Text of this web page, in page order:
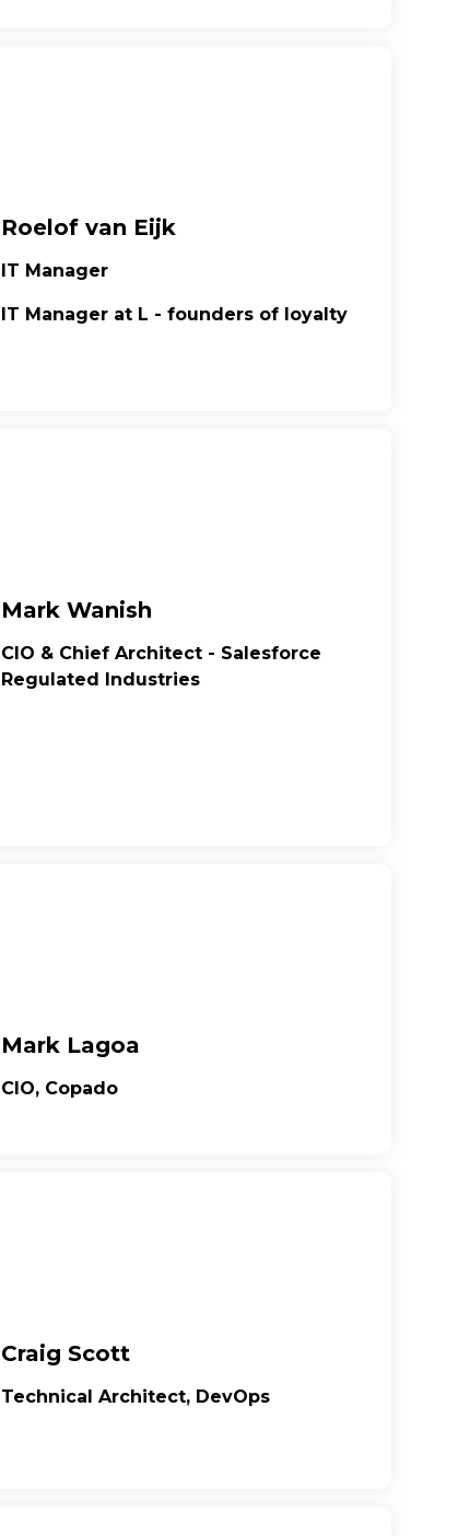
Roelof van Eijk
IT Manager
IT Manager at L - founders of loyalty
Mark Wanish
CIO & Chief Architect - Salesforce
Regulated Industries
Mark Lagoa
CIO, Copado
Craig Scott
Technical Architect, DevOps